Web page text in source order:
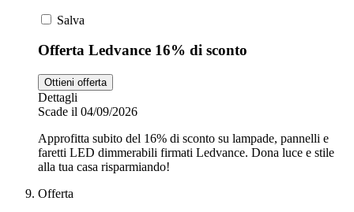
Salva
Offerta Ledvance 16% di sconto
Ottieni offerta
Dettagli
Scade il 04/09/2026
Approfitta subito del 16% di sconto su lampade, pannelli e
faretti LED dimmerabili firmati Ledvance. Dona luce e stile
alla tua casa risparmiando!
Offerta